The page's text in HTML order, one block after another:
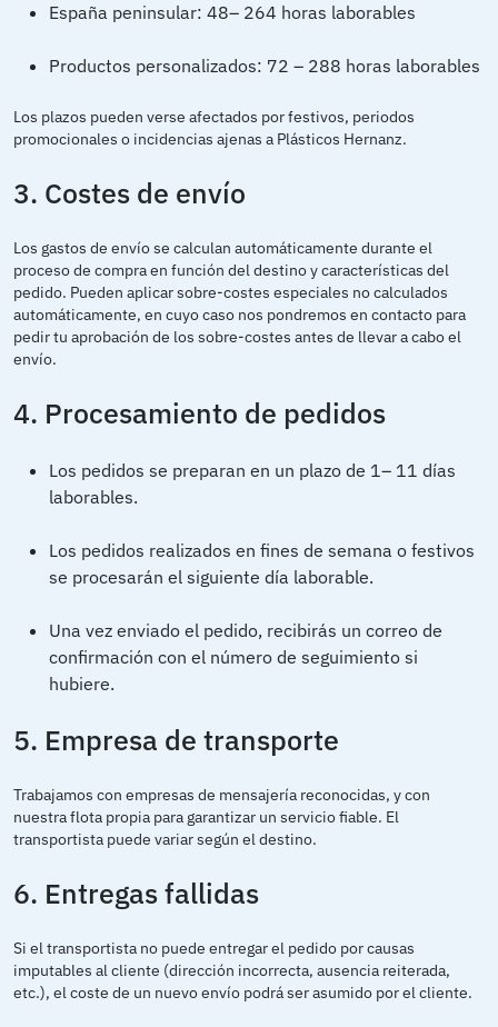
España peninsular: 48– 264 horas laborables
Productos personalizados: 72 – 288 horas laborables
Los plazos pueden verse afectados por festivos, periodos
promocionales o incidencias ajenas a Plásticos Hernanz.
3. Costes de envío
Los gastos de envío se calculan automáticamente durante el
proceso de compra en función del destino y características del
pedido. Pueden aplicar sobre-costes especiales no calculados
automáticamente, en cuyo caso nos pondremos en contacto para
pedir tu aprobación de los sobre-costes antes de llevar a cabo el
envío.
4. Procesamiento de pedidos
Los pedidos se preparan en un plazo de 1– 11 días
laborables.
Los pedidos realizados en fines de semana o festivos
se procesarán el siguiente día laborable.
Una vez enviado el pedido, recibirás un correo de
confirmación con el número de seguimiento si
hubiere.
5. Empresa de transporte
Trabajamos con empresas de mensajería reconocidas, y con
nuestra flota propia para garantizar un servicio fiable. El
transportista puede variar según el destino.
6. Entregas fallidas
Si el transportista no puede entregar el pedido por causas
imputables al cliente (dirección incorrecta, ausencia reiterada,
etc.), el coste de un nuevo envío podrá ser asumido por el cliente.